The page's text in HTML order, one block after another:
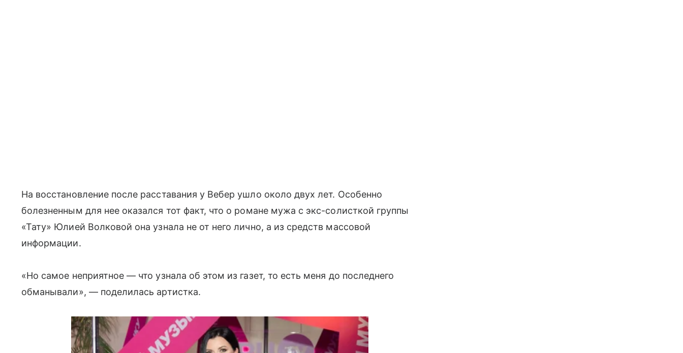
На восстановление после расставания у Вебер ушло около двух лет. Особенно
болезненным для нее оказался тот факт, что о романе мужа с экс-солисткой группы
«Тату» Юлией Волковой она узнала не от него лично, а из средств массовой
информации.
«Но самое неприятное — что узнала об этом из газет, то есть меня до последнего
обманывали», — поделилась артистка.